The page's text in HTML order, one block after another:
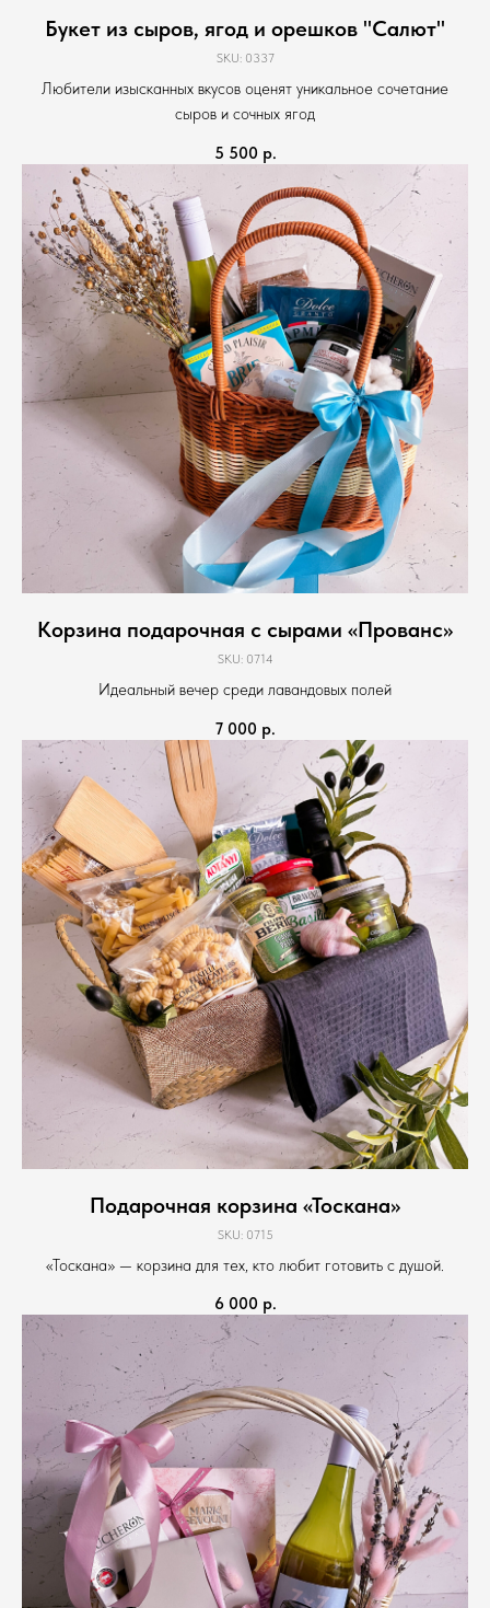
Букет из сыров, ягод и орешков "Салют"
SKU: 0337
Любители изысканных вкусов оценят уникальное сочетание
сыров и сочных ягод
5 500 р.
Корзина подарочная с сырами «Прованс»
SKU: 0714
Идеальный вечер среди лавандовых полей
7 000 р.
Подарочная корзина «Тоскана»
SKU: 0715
«Тоскана» — корзина для тех, кто любит готовить с душой.
6 000 р.